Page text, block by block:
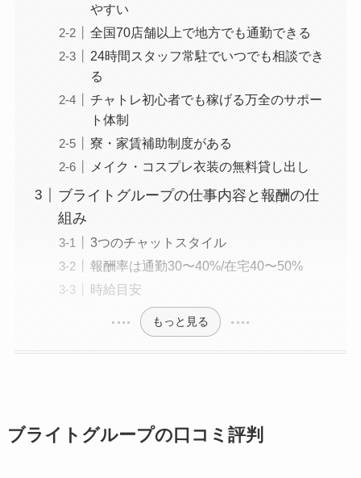
やすい
全国70店舗以上で地方でも通勤できる
24時間スタッフ常駐でいつでも相談でき
る
チャトレ初心者でも稼げる万全のサポー
ト体制
寮・家賃補助制度がある
メイク・コスプレ衣装の無料貸し出し
ブライトグループの仕事内容と報酬の仕
組み
3つのチャットスタイル
報酬率は通勤30〜40%/在宅40〜50%
時給目安
もっと見る
ブライトグループの口コミ評判